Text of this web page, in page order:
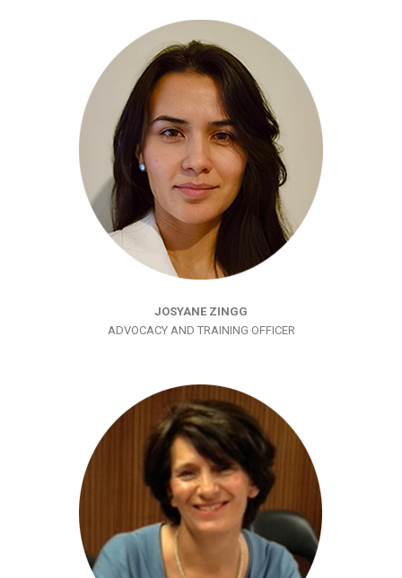
JOSYANE ZINGG
ADVOCACY AND TRAINING OFFICER